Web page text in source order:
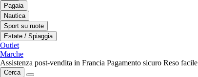
Pagaia
Nautica
Sport su ruote
Estate / Spiaggia
Outlet
Marche
Assistenza post-vendita in Francia Pagamento sicuro Reso facile
Cerca